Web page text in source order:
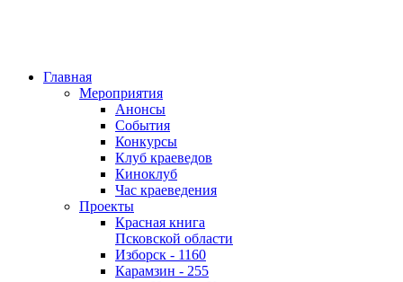
Главная
Мероприятия
Анонсы
События
Конкурсы
Клуб краеведов
Киноклуб
Час краеведения
Проекты
Красная книга
Псковской области
Изборск - 1160
Карамзин - 255